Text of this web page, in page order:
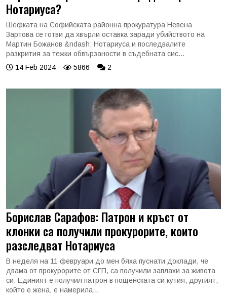
Нотариуса?
Шефката на Софийската районна прокуратура Невена
Зартова се готви да хвърли оставка заради убийството на
Мартин Божанов &ndash; Нотариуса и последвалите
разкрития за тежки обвързаности в съдебната сис...
14 Feb 2024
5866 2
Борислав Сарафов: Патрон и кръст от
клонки са получили прокурорите, които
разследват Нотариуса
В неделя на 11 февруари до мен бяха пуснати доклади, че
двама от прокурорите от СГП, са получили заплахи за живота
си. Единият е получил патрон в пощенската си кутия, другият,
който е жена, е намерила...